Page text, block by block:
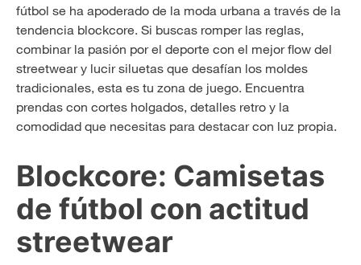
fútbol se ha apoderado de la moda urbana a través de la
tendencia blockcore. Si buscas romper las reglas,
combinar la pasión por el deporte con el mejor flow del
streetwear y lucir siluetas que desafían los moldes
tradicionales, esta es tu zona de juego. Encuentra
prendas con cortes holgados, detalles retro y la
comodidad que necesitas para destacar con luz propia.
Blockcore: Camisetas
de fútbol con actitud
streetwear